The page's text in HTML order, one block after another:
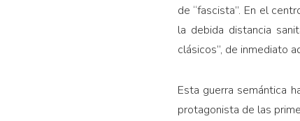
de “fascista”. En el
la debida distancia
clásicos”, de inmediato
Esta guerra semántica
protagonista de las